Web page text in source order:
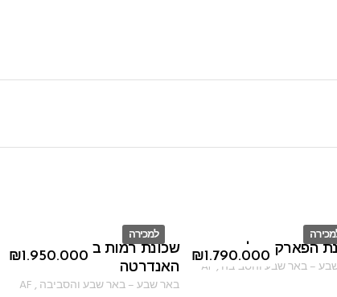
למכירה
ID
₪1.950.000
שכונת רמות ברחוב
האנדרטה
באר שבע–באר שבע והסביבה ,
AF
₪1.790.000
הפארק נחל קדרון
–באר שבע והסביבה ,
AF